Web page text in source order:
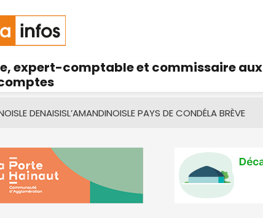
expert-comptable et commissaire aux
LE DENAISISL’AMANDINOISLE PAYS DE CONDÉLA BRÈVE